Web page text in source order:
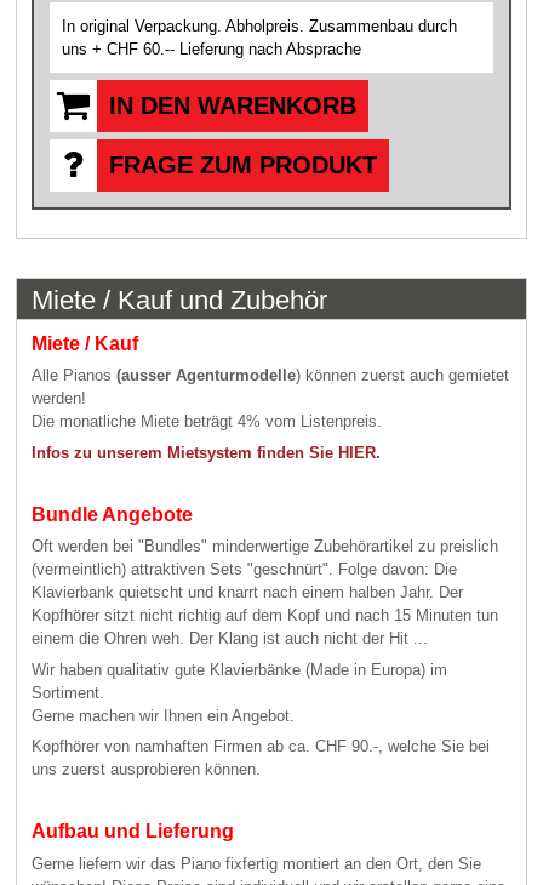
In original Verpackung. Abholpreis. Zusammenbau durch
uns + CHF 60.-- Lieferung nach Absprache
IN DEN WARENKORB
FRAGE ZUM PRODUKT
Miete / Kauf und Zubehör
Miete / Kauf
Alle Pianos (ausser Agenturmodelle) können zuerst auch gemietet
werden!
Die monatliche Miete beträgt 4% vom Listenpreis.
Infos zu unserem Mietsystem finden Sie HIER.
Bundle Angebote
Oft werden bei "Bundles" minderwertige Zubehörartikel zu preislich
(vermeintlich) attraktiven Sets "geschnürt". Folge davon: Die
Klavierbank quietscht und knarrt nach einem halben Jahr. Der
Kopfhörer sitzt nicht richtig auf dem Kopf und nach 15 Minuten tun
einem die Ohren weh. Der Klang ist auch nicht der Hit ...
Wir haben qualitativ gute Klavierbänke (Made in Europa) im
Sortiment.
Gerne machen wir Ihnen ein Angebot.
Kopfhörer von namhaften Firmen ab ca. CHF 90.-, welche Sie bei
uns zuerst ausprobieren können.
Aufbau und Lieferung
Gerne liefern wir das Piano fixfertig montiert an den Ort, den Sie